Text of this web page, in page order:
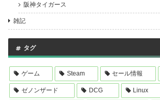
阪神タイガース
雑記
タグ
ゲーム Steam セール情報
ゼノンザード DCG Linux